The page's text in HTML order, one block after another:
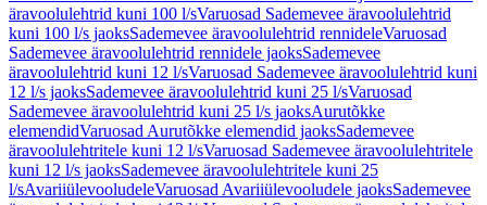
äravoolulehtrid kuni 100 l/sVaruosad Sademevee äravoolulehtrid
kuni 100 l/s jaoksSademevee äravoolulehtrid rennideleVaruosad
Sademevee äravoolulehtrid rennidele jaoksSademevee
äravoolulehtrid kuni 12 l/sVaruosad Sademevee äravoolulehtrid kuni
12 l/s jaoksSademevee äravoolulehtrid kuni 25 l/sVaruosad
Sademevee äravoolulehtrid kuni 25 l/s jaoksAurutõkke
elemendidVaruosad Aurutõkke elemendid jaoksSademevee
äravoolulehtritele kuni 12 l/sVaruosad Sademevee äravoolulehtritele
kuni 12 l/s jaoksSademevee äravoolulehtritele kuni 25
l/sAvariiülevooludeleVaruosad Avariiülevooludele jaoksSademevee